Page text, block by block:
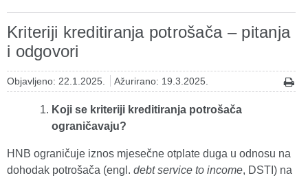
Kriteriji kreditiranja potrošača – pitanja
i odgovori
Objavljeno: 22.1.2025. Ažurirano: 19.3.2025.
Koji se kriteriji kreditiranja potrošača
ograničavaju?
HNB ograničuje iznos mjesečne otplate duga u odnosu na
dohodak potrošača (engl. debt service to income, DSTI) na